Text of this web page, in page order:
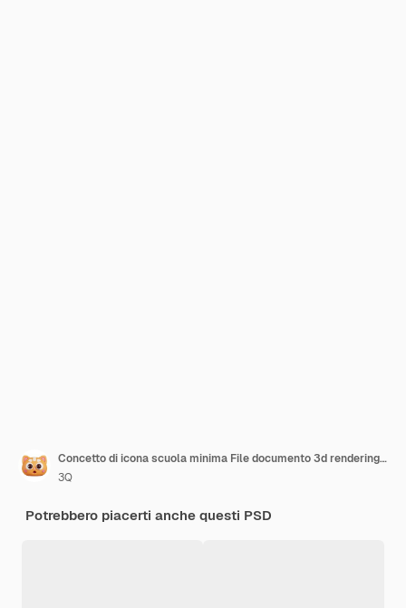
Concetto di icona scuola minima File documento 3d rendering illustrazione
3Q
Potrebbero piacerti anche questi PSD